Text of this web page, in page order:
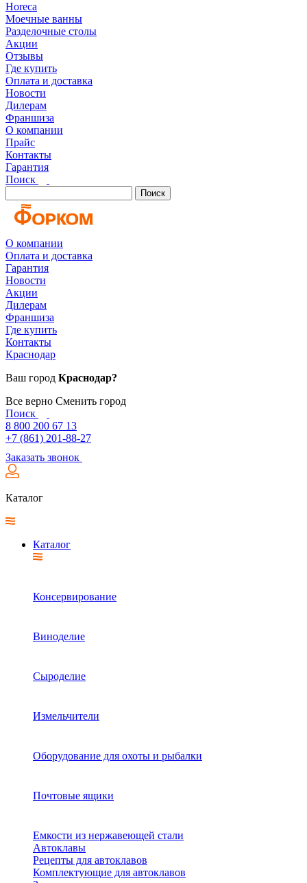
Horeca
Моечные ванны
Разделочные столы
Акции
Отзывы
Где купить
Оплата и доставка
Новости
Дилерам
Франшиза
О компании
Прайс
Контакты
Гарантия
Поиск
Поиск
О компании
Оплата и доставка
Гарантия
Новости
Акции
Дилерам
Франшиза
Где купить
Контакты
Краснодар
Ваш город Краснодар?
Все верно Сменить город
Поиск
8 800 200 67 13
+7 (861) 201-88-27
Заказать звонок
Каталог
Каталог
Консервирование
Виноделие
Сыроделие
Измельчители
Оборудование для охоты и рыбалки
Почтовые ящики
Емкости из нержавеющей стали
Автоклавы
Рецепты для автоклавов
Комплектующие для автоклавов